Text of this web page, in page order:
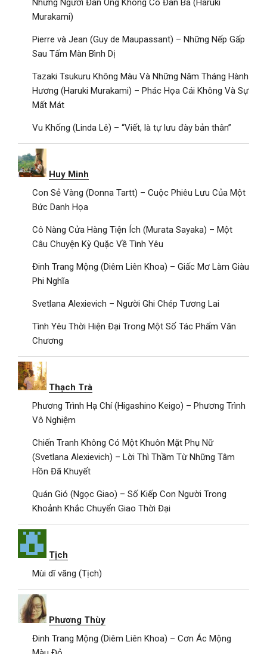
Những Người Đàn Ông Không Có Đàn Bà (Haruki
Murakami)
Pierre và Jean (Guy de Maupassant) – Những Nếp Gấp
Sau Tấm Màn Bình Dị
Tazaki Tsukuru Không Màu Và Những Năm Tháng Hành
Hương (Haruki Murakami) – Phác Họa Cái Không Và Sự
Mất Mát
Vu Khống (Linda Lê) – “Viết, là tự lưu đày bản thân”
Huy Minh
Con Sẻ Vàng (Donna Tartt) – Cuộc Phiêu Lưu Của Một
Bức Danh Họa
Cô Nàng Cửa Hàng Tiện Ích (Murata Sayaka) – Một
Câu Chuyện Kỳ Quặc Về Tình Yêu
Đinh Trang Mộng (Diêm Liên Khoa) – Giấc Mơ Làm Giàu
Phi Nghĩa
Svetlana Alexievich – Người Ghi Chép Tương Lai
Tình Yêu Thời Hiện Đại Trong Một Số Tác Phẩm Văn
Chương
Thạch Trà
Phương Trình Hạ Chí (Higashino Keigo) – Phương Trình
Vô Nghiệm
Chiến Tranh Không Có Một Khuôn Mặt Phụ Nữ
(Svetlana Alexievich) – Lời Thì Thầm Từ Những Tâm
Hồn Đã Khuyết
Quán Gió (Ngọc Giao) – Số Kiếp Con Người Trong
Khoảnh Khắc Chuyển Giao Thời Đại
Tịch
Mùi dĩ vãng (Tịch)
Phương Thùy
Đinh Trang Mộng (Diêm Liên Khoa) – Cơn Ác Mộng